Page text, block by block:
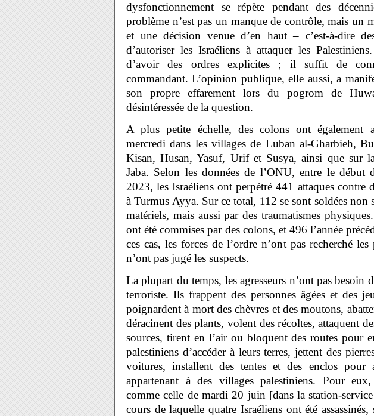
dysfonctionnement se répète pendant des
problème n’est pas un manque de contrôle, mais un
et une décision venue d’en haut – c’est-à-dire
d’autoriser les Israéliens à attaquer les
d’avoir des ordres explicites ; il suffit de
commandant. L’opinion publique, elle aussi, a
son propre effarement lors du pogrom de
désintéressée de la question.
A plus petite échelle, des colons ont également
mercredi dans les villages de Luban al-Gharbieh,
Kisan, Husan, Yasuf, Urif et Susya, ainsi que sur
Jaba. Selon les données de l’ONU, entre le début
2023, les Israéliens ont perpétré 441 attaques contre
à Turmus Ayya. Sur ce total, 112 se sont soldées non
matériels, mais aussi par des traumatismes
ont été commises par des colons, et 496 l’année
ces cas, les forces de l’ordre n’ont pas recherché
n’ont pas jugé les suspects.
La plupart du temps, les agresseurs n’ont pas besoin
terroriste. Ils frappent des personnes âgées et des
poignardent à mort des chèvres et des moutons,
déracinent des plants, volent des récoltes, attaquent
sources, tirent en l’air ou bloquent des routes pour
palestiniens d’accéder à leurs terres, jettent des
voitures, installent des tentes et des enclos pour
appartenant à des villages palestiniens. Pour eux,
comme celle de mardi 20 juin [dans la station-
cours de laquelle quatre Israéliens ont été assassinés,